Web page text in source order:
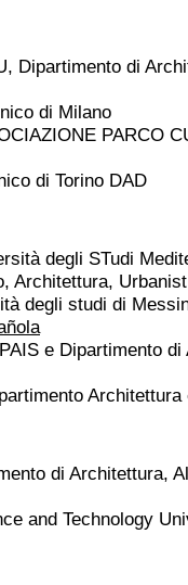
Dipartimento di
di Milano
PARCO
di Torino DAD
degli STudi
Architettura,
degli studi di
e Dipartimento
Architettura
di Architettura,
and Technology